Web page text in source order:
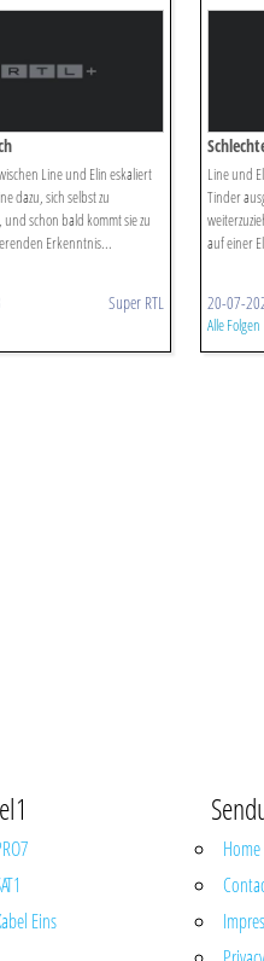
Line und Elin eskaliert
dazu, sich selbst zu
schon bald kommt sie zu
Erkenntnis...
Super RTL
Line und
Tinder
auf einer
20-07-
Alle Folgen
Eins
Home